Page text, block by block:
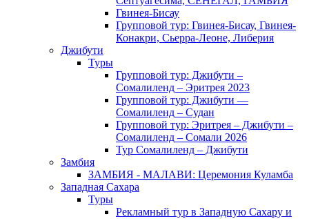
Гвинея-Бисау
Групповой тур: Гвинея-Бисау, Гвинея-
Конакри, Сьерра-Леоне, Либерия
Джибути
Туры
Групповой тур: Джибути –
Cомалиленд – Эритрея 2023
Групповой тур: Джибути —
Сомалиленд – Судан
Групповой тур: Эритрея – Джибути –
Сомалиленд – Сомали 2026
Тур Cомалиленд – Джибути
Замбия
ЗАМБИЯ - МАЛАВИ: Церемония Куламба
Западная Сахара
Туры
Рекламный тур в Западную Сахару и